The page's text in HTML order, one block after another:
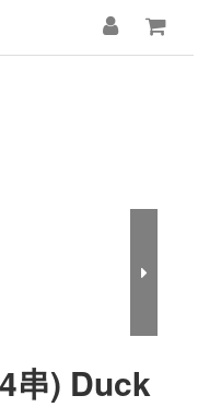
串) Duck